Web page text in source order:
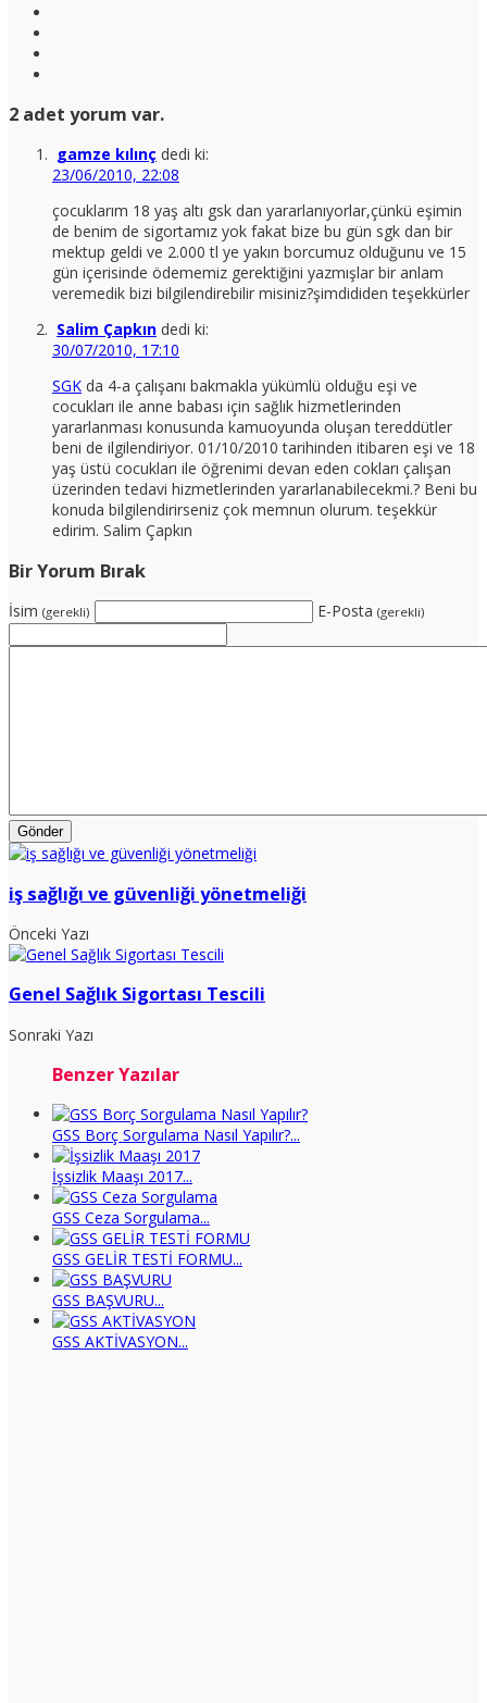
2 adet yorum var.
gamze kılınç dedi ki:
23/06/2010, 22:08
çocuklarım 18 yaş altı gsk dan yararlanıyorlar,çünkü eşimin
de benim de sigortamız yok fakat bize bu gün sgk dan bir
mektup geldi ve 2.000 tl ye yakın borcumuz olduğunu ve 15
gün içerisinde ödememiz gerektiğini yazmışlar bir anlam
veremedik bizi bilgilendirebilir misiniz?şimdididen teşekkürler
Salim Çapkın dedi ki:
30/07/2010, 17:10
SGK da 4-a çalışanı bakmakla yükümlü olduğu eşi ve
cocukları ile anne babası için sağlık hizmetlerinden
yararlanması konusunda kamuoyunda oluşan tereddütler
beni de ilgilendiriyor. 01/10/2010 tarihinden itibaren eşi ve 18
yaş üstü cocukları ile öğrenimi devan eden cokları çalışan
üzerinden tedavi hizmetlerinden yararlanabilecekmi.? Beni bu
konuda bilgilendirirseniz çok memnun olurum. teşekkür
edirim. Salim Çapkın
Bir Yorum Bırak
İsim (gerekli) E-Posta (gerekli)
iş sağlığı ve güvenliği yönetmeliği
Önceki Yazı
Genel Sağlık Sigortası Tescili
Sonraki Yazı
Benzer Yazılar
GSS Borç Sorgulama Nasıl Yapılır?...
İşsizlik Maaşı 2017...
GSS Ceza Sorgulama...
GSS GELİR TESTİ FORMU...
GSS BAŞVURU...
GSS AKTİVASYON...